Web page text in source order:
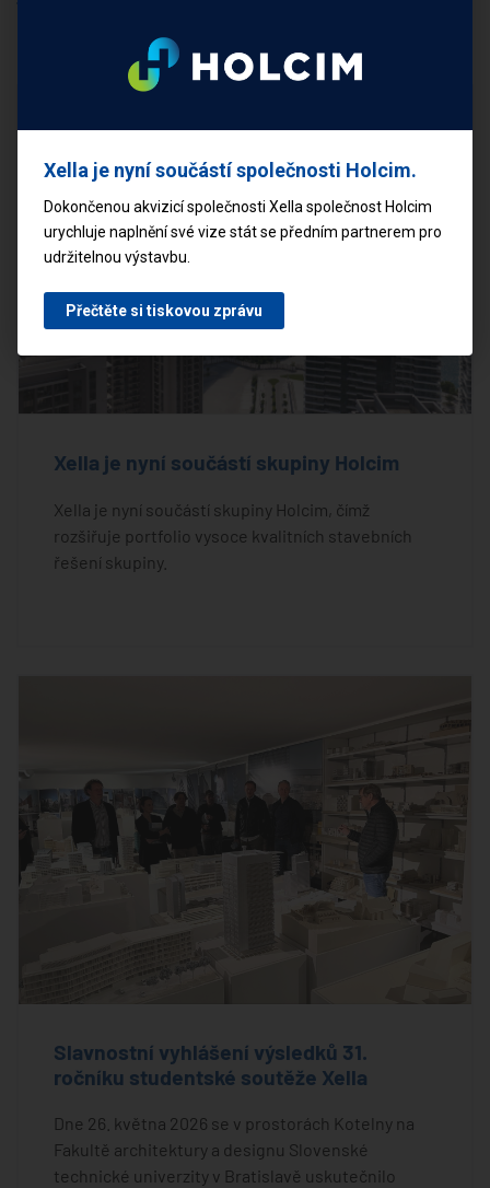
Mohlo by vás zajímat
Xella je nyní součástí skupiny Holcim
Xella je nyní součástí skupiny Holcim, čímž
rozšiřuje portfolio vysoce kvalitních stavebních
řešení skupiny.
Slavnostní vyhlášení výsledků 31.
ročníku studentské soutěže Xella
Dne 26. května 2026 se v prostorách Kotelny na
Fakultě architektury a designu Slovenské
technické univerzity v Bratislavě uskutečnilo
Xella je nyní součástí společnosti Holcim.
Dokončenou akvizicí společnosti Xella společnost Holcim
urychluje naplnění své vize stát se předním partnerem pro
udržitelnou výstavbu.
Přečtěte si tiskovou zprávu